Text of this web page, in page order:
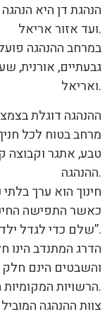
הנהגת דן היא
ועד אזור אריאל.
גבעתיים, אורנית,
ואריאל.
ההנהגה דוגלת
מרחב בטוח לכל
טבע, אתגר וקבוצה
ההנהגה.
חינוך הוא ערך
כאשר התפישה
שלם כדי לגדל ילד”.
הדרג המתנדב
והשבטים הינם
הרשויות המקומיות השונות.
צוות ההנהגה